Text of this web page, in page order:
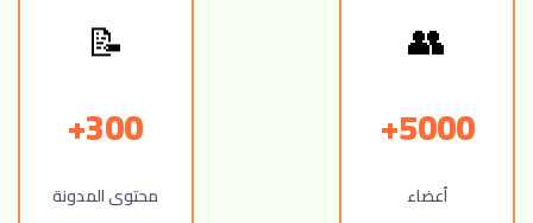
👥
5000+
أعضاء
📝
300+
محتوى المدونة